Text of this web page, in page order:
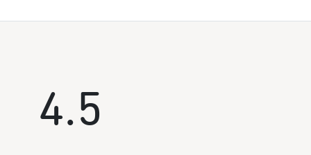
4.5